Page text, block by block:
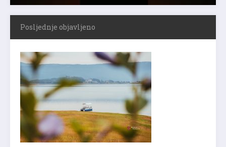
Posljednje objavljeno